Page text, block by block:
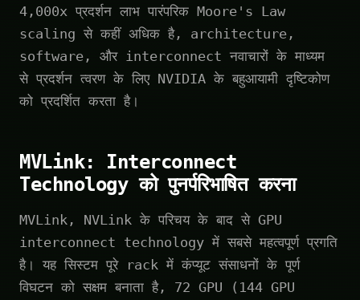
4,000x प्रदर्शन लाभ पारंपरिक Moore's Law
scaling से कहीं अधिक है, architecture,
software, और interconnect नवाचारों के माध्यम
से प्रदर्शन त्वरण के लिए NVIDIA के बहुआयामी दृष्टिकोण
को प्रदर्शित करता है।
MVLink: Interconnect
Technology को पुनर्परिभाषित करना
MVLink, NVLink के परिचय के बाद से GPU
interconnect technology में सबसे महत्वपूर्ण प्रगति
है। यह सिस्टम पूरे rack में कंप्यूट संसाधनों के पूर्ण
विघटन को सक्षम बनाता है, 72 GPU (144 GPU